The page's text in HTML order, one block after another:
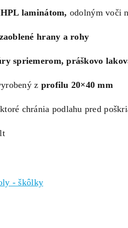
HPL laminátom, odolným voči
hrany a rohy
spriemerom,práškovo
z profilu 20×40 mm
chránia podlahu pred
- škôlky